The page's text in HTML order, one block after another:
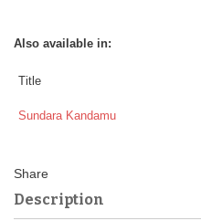
Also available in:
Title
Sundara Kandamu
Description